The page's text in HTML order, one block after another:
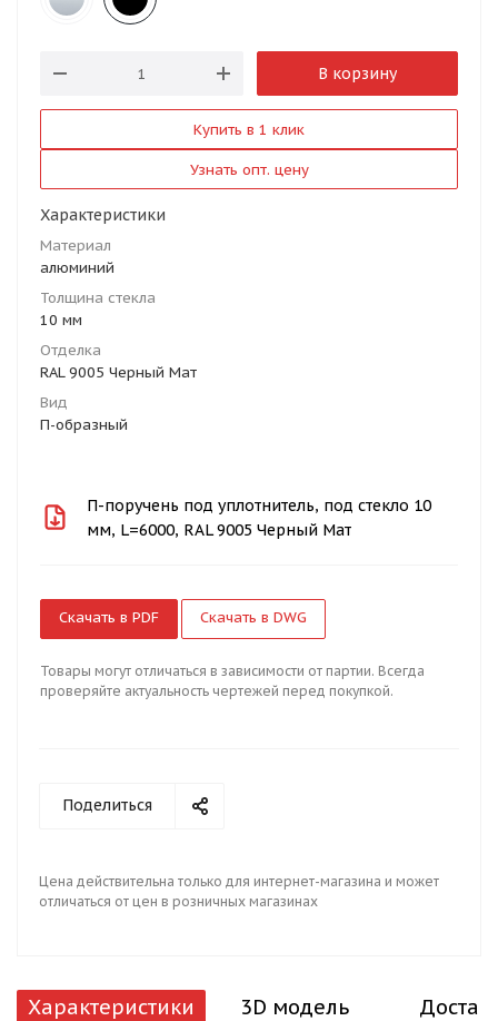
В корзину
Купить в 1 клик
Узнать опт. цену
Характеристики
Материал
алюминий
Толщина стекла
10 мм
Отделка
RAL 9005 Черный Мат
Вид
П-образный
П-поручень под уплотнитель, под стекло 10
мм, L=6000, RAL 9005 Черный Мат
Скачать в PDF Скачать в DWG
Товары могут отличаться в зависимости от партии. Всегда
проверяйте актуальность чертежей перед покупкой.
Поделиться
Цена действительна только для интернет-магазина и может
отличаться от цен в розничных магазинах
Характеристики 3D модель